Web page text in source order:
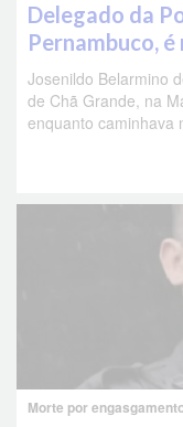
Delegado da
Pernambuco,
Josenildo Belarmino
de Chã Grande, na
enquanto caminhava
Morte por